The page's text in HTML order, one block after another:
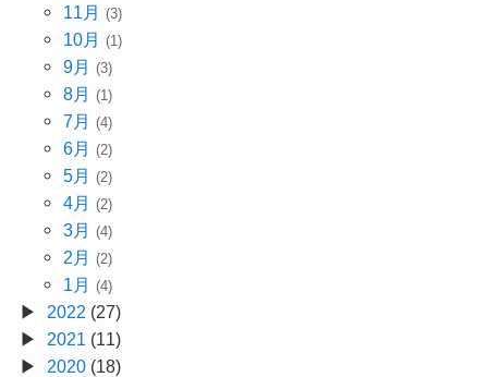
11月 (3)
10月 (1)
9月 (3)
8月 (1)
7月 (4)
6月 (2)
5月 (2)
4月 (2)
3月 (4)
2月 (2)
1月 (4)
2022 (27)
2021 (11)
2020(18)